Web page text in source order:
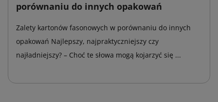
porównaniu do innych opakowań
Zalety kartonów fasonowych w porównaniu do innych
opakowań Najlepszy, najpraktyczniejszy czy
najładniejszy? – Choć te słowa mogą kojarzyć się ...